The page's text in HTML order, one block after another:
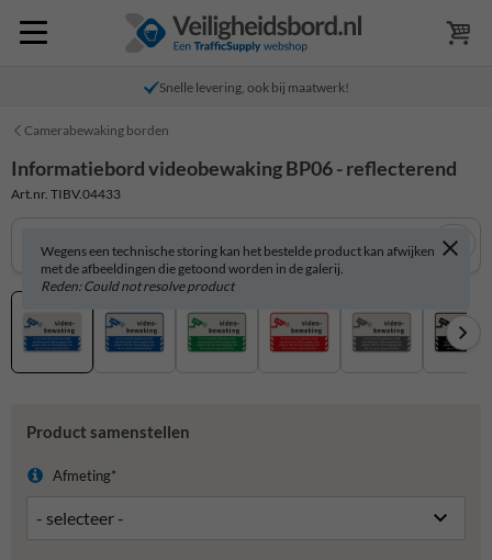
Snelle levering, ook bij maatwerk!
Camerabewaking borden
Informatiebord videobewaking BP06 - reflecterend
Art.nr. TIBV.04433
Wegens een technische storing kan het bestelde product kan afwijken
met de afbeeldingen die getoond worden in de galerij.
Reden: Could not resolve product
Product samenstellen
Afmeting*